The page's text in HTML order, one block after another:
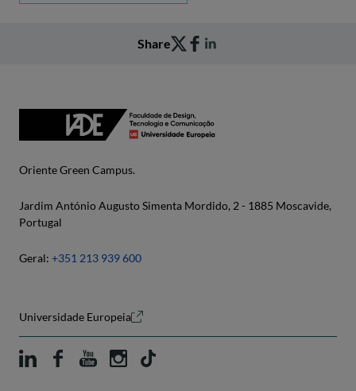
Share
Oriente Green Campus.
Jardim António Augusto Simenta Mordido, 2 - 1885 Moscavide,
Portugal
Geral: +351 213 939 600
Universidade Europeia